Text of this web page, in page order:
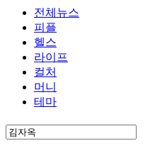
전체뉴스
피플
헬스
라이프
컬처
머니
테마